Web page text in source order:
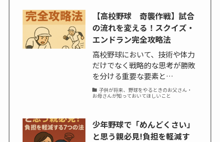
【高校野球 奇襲作戦】試合
の流れを変える！スクイズ・
エンドラン完全攻略法
高校野球において、技術や体力
だけでなく戦略的な思考が勝敗
を分ける重要な要素と…
子供が将来、野球をやるときのお父さん・
お母さんが知っておいてほしいこと
少年野球で「めんどくさい」
と思う親必見!負担を軽減す